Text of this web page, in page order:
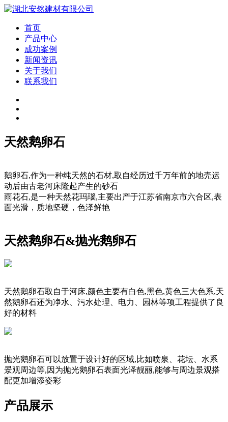
首页
产品中心
成功案例
新闻资讯
关于我们
联系我们
天然鹅卵石
鹅卵石,作为一种纯天然的石材,取自经历过千万年前的地壳运
动后由古老河床隆起产生的砂石
雨花石,是一种天然花玛瑙,主要出产于江苏省南京市六合区,表
面光滑，质地坚硬，色泽鲜艳
天然鹅卵石&抛光鹅卵石
天然鹅卵石取自于河床,颜色主要有白色,黑色,黄色三大色系,天
然鹅卵石还为净水、污水处理、电力、园林等项工程提供了良
好的材料
抛光鹅卵石可以放置于设计好的区域,比如喷泉、花坛、水系
景观周边等,因为抛光鹅卵石表面光泽靓丽,能够与周边景观搭
配更加增添姿彩
产品展示